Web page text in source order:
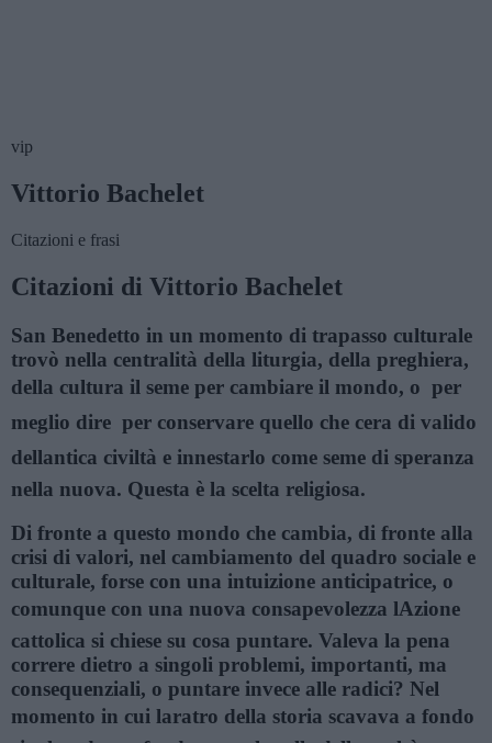
vip
Vittorio Bachelet
Citazioni e frasi
Citazioni di Vittorio Bachelet
San Benedetto in un momento di trapasso culturale
trovò nella centralità della liturgia, della preghiera,
della cultura il seme per cambiare il mondo, o  per
meglio dire  per conservare quello che cera di valido
dellantica civiltà e innestarlo come seme di speranza
nella nuova. Questa è la scelta religiosa.
Di fronte a questo mondo che cambia, di fronte alla
crisi di valori, nel cambiamento del quadro sociale e
culturale, forse con una intuizione anticipatrice, o
comunque con una nuova consapevolezza lAzione
cattolica si chiese su cosa puntare. Valeva la pena
correre dietro a singoli problemi, importanti, ma
consequenziali, o puntare invece alle radici? Nel
momento in cui laratro della storia scavava a fondo